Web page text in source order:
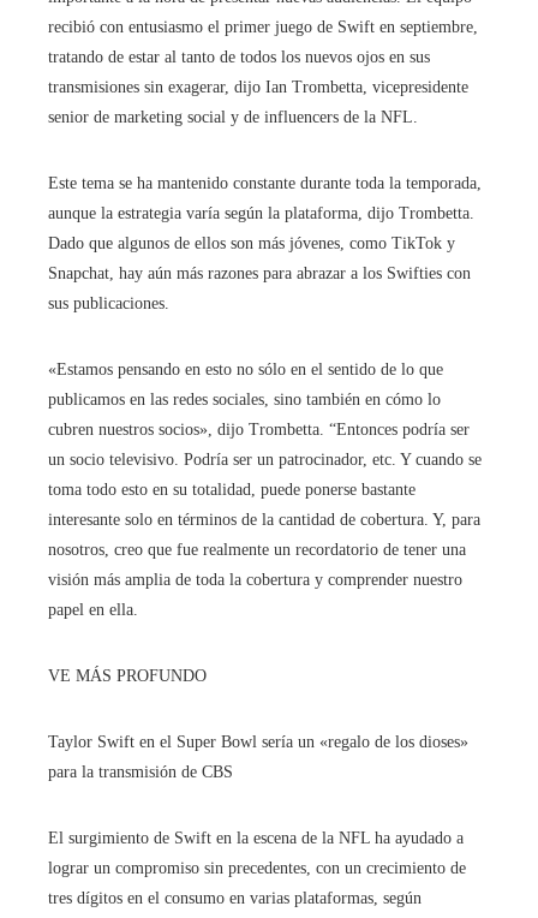
recibió con entusiasmo el primer juego de Swift en septiembre,
tratando de estar al tanto de todos los nuevos ojos en sus
transmisiones sin exagerar, dijo Ian Trombetta, vicepresidente
senior de marketing social y de influencers de la NFL.
Este tema se ha mantenido constante durante toda la temporada,
aunque la estrategia varía según la plataforma, dijo Trombetta.
Dado que algunos de ellos son más jóvenes, como TikTok y
Snapchat, hay aún más razones para abrazar a los Swifties con
sus publicaciones.
«Estamos pensando en esto no sólo en el sentido de lo que
publicamos en las redes sociales, sino también en cómo lo
cubren nuestros socios», dijo Trombetta. “Entonces podría ser
un socio televisivo. Podría ser un patrocinador, etc. Y cuando se
toma todo esto en su totalidad, puede ponerse bastante
interesante solo en términos de la cantidad de cobertura. Y, para
nosotros, creo que fue realmente un recordatorio de tener una
visión más amplia de toda la cobertura y comprender nuestro
papel en ella.
VE MÁS PROFUNDO
Taylor Swift en el Super Bowl sería un «regalo de los dioses»
para la transmisión de CBS
El surgimiento de Swift en la escena de la NFL ha ayudado a
lograr un compromiso sin precedentes, con un crecimiento de
tres dígitos en el consumo en varias plataformas, según